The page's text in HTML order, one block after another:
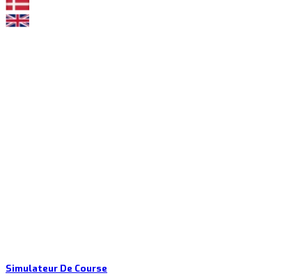
Simulateur De Course